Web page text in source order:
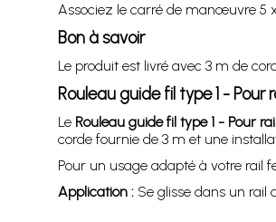
Associez le carré de manœuvre 5
Bon à savoir
Le produit est livré avec 3 m de
Rouleau guide fil type 1 -
Le Rouleau guide fil type 1 - Pour
corde fournie de 3 m et une
Pour un usage adapté à votre rail
Application :Se glisse dans un rail